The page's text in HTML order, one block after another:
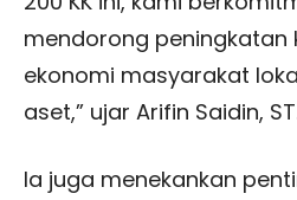
mendorong peningkatan
ekonomi masyarakat
aset,” ujar Arifin Saidin,
Ia juga menekankan